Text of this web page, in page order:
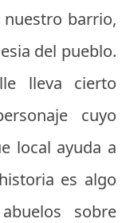
barrio,
del pueblo.
lleva cierto
cuyo
local ayuda a
es algo
sobre